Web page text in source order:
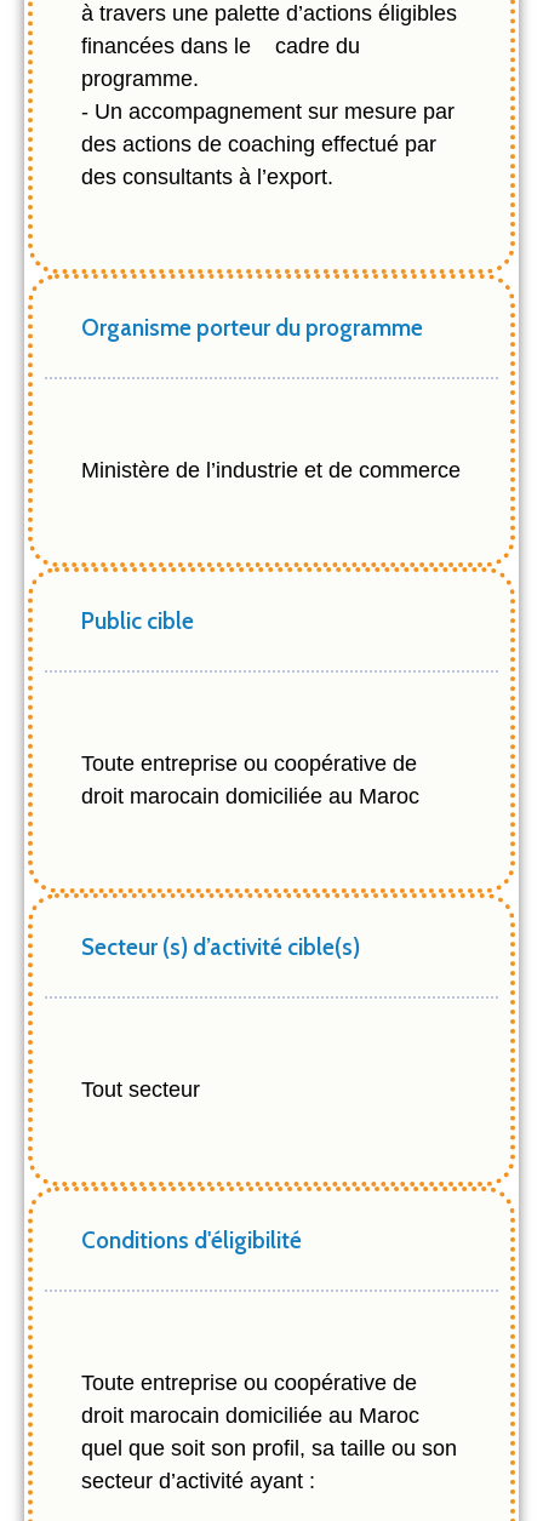
à travers une palette d’actions éligibles
financées dans le cadre du
programme.
- Un accompagnement sur mesure par
des actions de coaching effectué par
des consultants à l’export.
Organisme porteur du programme
Ministère de l’industrie et de commerce
Public cible
Toute entreprise ou coopérative de
droit marocain domiciliée au Maroc
Secteur (s) d’activité cible(s)
Tout secteur
Conditions d'éligibilité
Toute entreprise ou coopérative de
droit marocain domiciliée au Maroc
quel que soit son profil, sa taille ou son
secteur d’activité ayant :